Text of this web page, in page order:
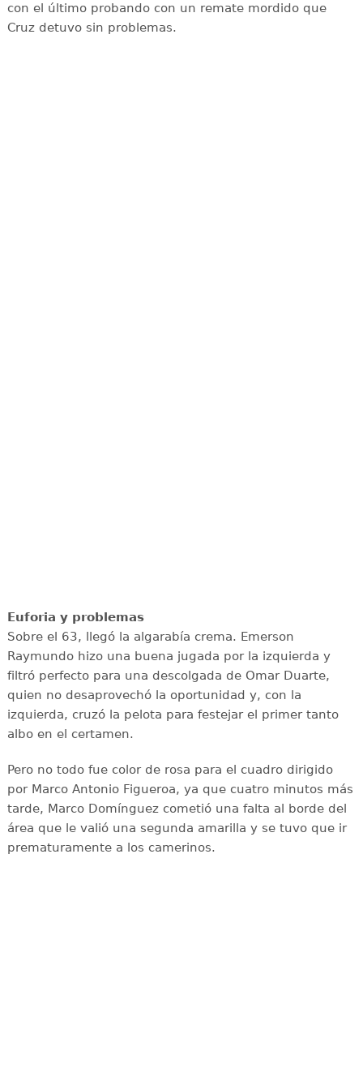
con el último probando con un remate mordido que
Cruz detuvo sin problemas.
Euforia y problemas
Sobre el 63, llegó la algarabía crema. Emerson
Raymundo hizo una buena jugada por la izquierda y
filtró perfecto para una descolgada de Omar Duarte,
quien no desaprovechó la oportunidad y, con la
izquierda, cruzó la pelota para festejar el primer tanto
albo en el certamen.
Pero no todo fue color de rosa para el cuadro dirigido
por Marco Antonio Figueroa, ya que cuatro minutos más
tarde, Marco Domínguez cometió una falta al borde del
área que le valió una segunda amarilla y se tuvo que ir
prematuramente a los camerinos.